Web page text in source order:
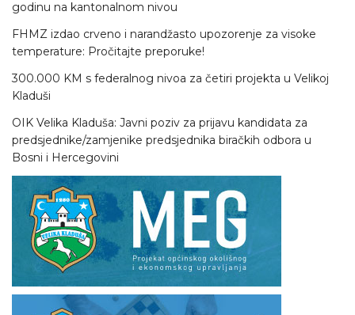
godinu na kantonalnom nivou
FHMZ izdao crveno i narandžasto upozorenje za visoke
temperature: Pročitajte preporuke!
300.000 KM s federalnog nivoa za četiri projekta u Velikoj
Kladuši
OIK Velika Kladuša: Javni poziv za prijavu kandidata za
predsjednike/zamjenike predsjednika biračkih odbora u
Bosni i Hercegovini